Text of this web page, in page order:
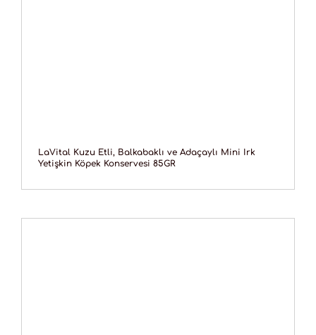
LaVital Kuzu Etli, Balkabaklı ve Adaçaylı Mini Irk
Yetişkin Köpek Konservesi 85GR